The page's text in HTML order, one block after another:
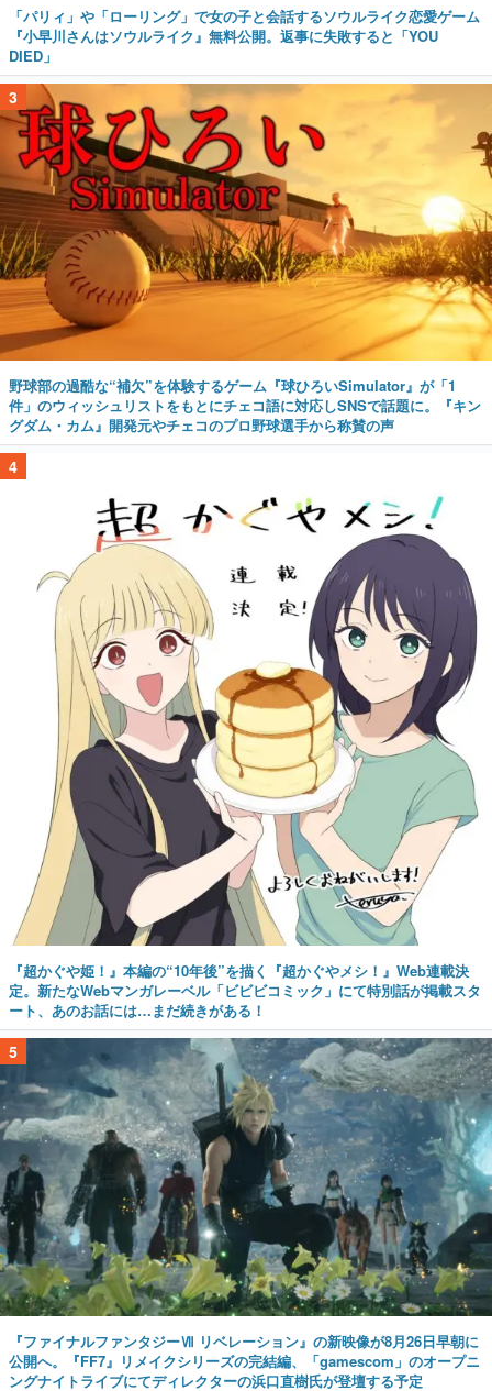
「パリィ」や「ローリング」で女の子と会話するソウルライク恋愛ゲーム
『小早川さんはソウルライク』無料公開。返事に失敗すると「YOU
DIED」
3
野球部の過酷な“補欠”を体験するゲーム『球ひろいSimulator』が「1
件」のウィッシュリストをもとにチェコ語に対応しSNSで話題に。『キン
グダム・カム』開発元やチェコのプロ野球選手から称賛の声
4
『超かぐや姫！』本編の“10年後”を描く『超かぐやメシ！』Web連載決
定。新たなWebマンガレーベル「ビビビコミック」にて特別話が掲載スタ
ート、あのお話には…まだ続きがある！
5
『ファイナルファンタジーⅦ リベレーション』の新映像が8月26日早朝に
公開へ。『FF7』リメイクシリーズの完結編、「gamescom」のオープニ
ングナイトライブにてディレクターの浜口直樹氏が登壇する予定